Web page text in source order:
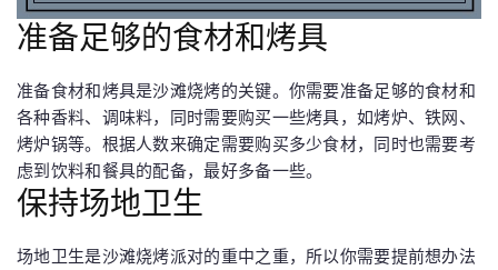
准备足够的食材和烤具
准备食材和烤具是沙滩烧烤的关键。你需要准备足够的食材和
各种香料、调味料，同时需要购买一些烤具，如烤炉、铁网、
烤炉锅等。根据人数来确定需要购买多少食材，同时也需要考
虑到饮料和餐具的配备，最好多备一些。
保持场地卫生
场地卫生是沙滩烧烤派对的重中之重，所以你需要提前想办法